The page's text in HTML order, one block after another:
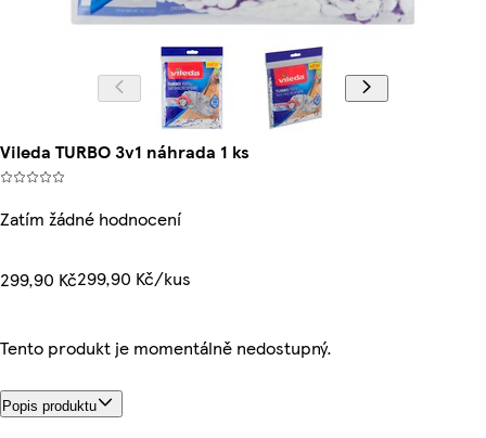
Vileda TURBO 3v1 náhrada 1 ks
Zatím žádné hodnocení
299,90 Kč299,90 Kč/kus
Tento produkt je momentálně nedostupný.
Popis produktu